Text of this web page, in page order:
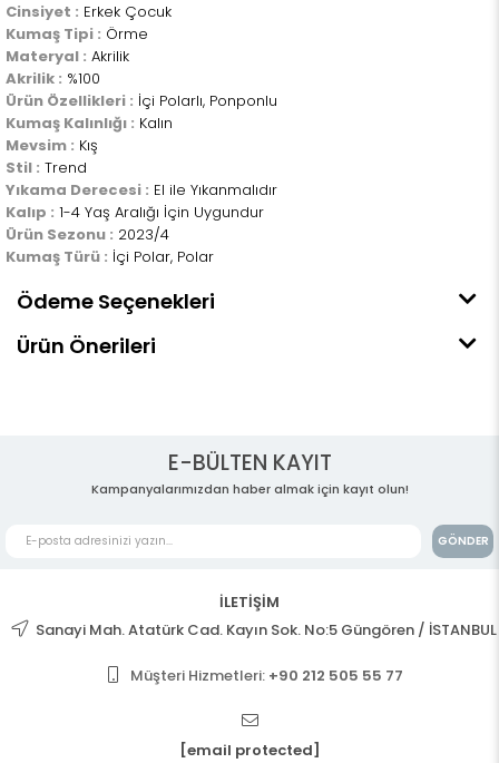
Cinsiyet : Erkek Çocuk
Kumaş Tipi : Örme
Materyal : Akrilik
Akrilik : %100
Ürün Özellikleri : İçi Polarlı, Ponponlu
Kumaş Kalınlığı : Kalın
Mevsim : Kış
Stil : Trend
Yıkama Derecesi : El ile Yıkanmalıdır
Kalıp : 1-4 Yaş Aralığı İçin Uygundur
Ürün Sezonu : 2023/4
Kumaş Türü : İçi Polar, Polar
Ödeme Seçenekleri
Ürün Önerileri
E-BÜLTEN KAYIT
Kampanyalarımızdan haber almak için kayıt olun!
GÖNDER
İLETİŞİM
Sanayi Mah. Atatürk Cad. Kayın Sok. No:5 Güngören / İSTANBUL
Müşteri Hizmetleri: +90 212 505 55 77
[email protected]